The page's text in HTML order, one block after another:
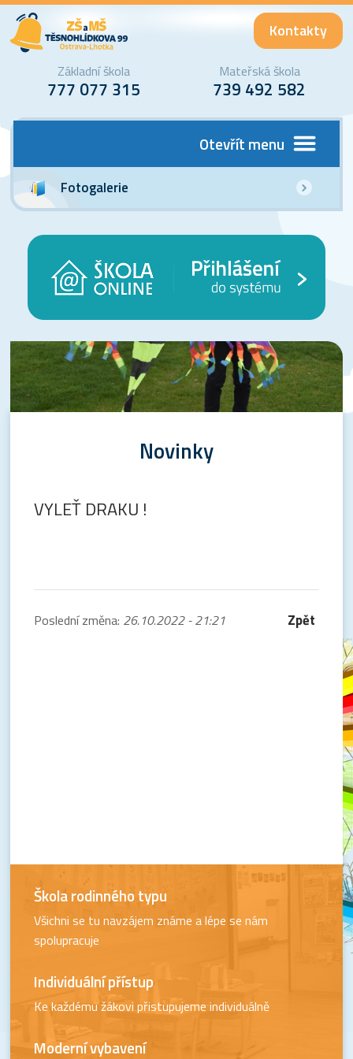
Kontakty
Základní škola
777 077 315
Mateřská škola
739 492 582
Otevřít menu
Fotogalerie
Novinky
VYLEŤ DRAKU !
Poslední změna: 26.10.2022 - 21:21 Zpět
Škola rodinného typu
Všichni se tu navzájem známe a lépe se nám
spolupracuje
Individuální přístup
Ke každému žákovi přistupujeme individuálně
Moderní vybavení